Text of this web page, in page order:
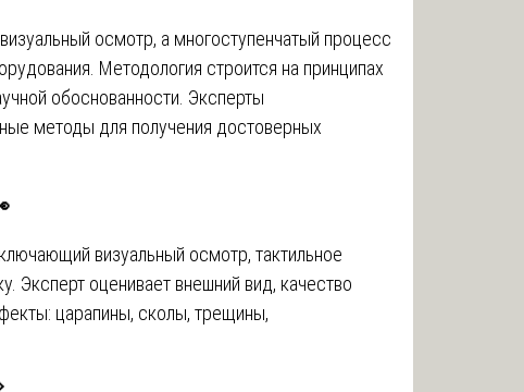
осмотр, а многоступенчатый процесс
Методология строится на принципах
обоснованности. Эксперты
методы для получения достоверных
визуальный осмотр, тактильное
Эксперт оценивает внешний вид, качество
царапины, сколы, трещины,